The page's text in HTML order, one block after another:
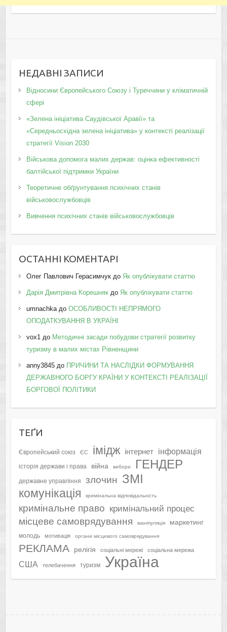
НЕДАВНІ ЗАПИСИ
Відносини Європейського Союзу і Туреччини у кліматичній
сфері
«Зелена ініціатива Саудівської Аравії» та
«Середньосхідна зелена ініціатива» у контексті реалізації
стратегії Vision 2030
Військова допомога малих держав: оцінка ефективності
балтійської підтримки України
Теоретичне обґрунтування психічних станів
військовослужбовців
Вивчення психічних станів військовослужбовців
ОСТАННІ КОМЕНТАРІ
Олег Павлович Герасимчукдо Як опублікувати статтю
Дарія Дмитрівна Корешнякдо Як опублікувати статтю
umnachkaдо ОСОБЛИВОСТІ НЕПРЯМОГО
ОПОДАТКУВАННЯ В УКРАЇНІ
vox1до Методичні засади побудови стратегії розвитку
туризму в малих містах Рівненщини
anny3845до ПРИЧИНИ ТА НАСЛІДКИ ФОРМУВАННЯ
ДЕРЖАВНОГО БОРГУ КРАЇНИ У КОНТЕКСТІ РЕАЛІЗАЦІЇ
БОРГОВОЇ ПОЛІТИКИ
ТЕҐИ
Європейський союз ЄС імідж інтернет інформація
історія держави і права війна вибори ГЕНДЕР
державне управління злочин ЗМІ
комунікація кримінальна відповідальність
кримінальне право кримінальний процес
місцеве самоврядування маніпуляція маркетинг
молодь мотивація органи місцевого самоврядування
РЕКЛАМА релігія соціальні мережі соціальна мережа
США телебачення туризм Україна